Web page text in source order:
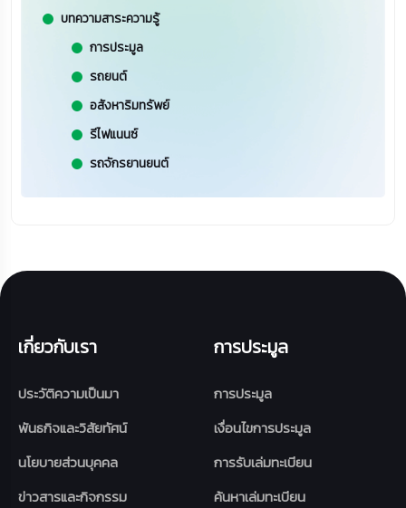
บทความสาระความรู้
การประมูล
รถยนต์
อสังหาริมทรัพย์
รีไฟแนนซ์
รถจักรยานยนต์
เกี่ยวกับเรา
ประวัติความเป็นมา
พันธกิจและวิสัยทัศน์
นโยบายส่วนบุคคล
ข่าวสารและกิจกรรม
การประมูล
การประมูล
เงื่อนไขการประมูล
การรับเล่มทะเบียน
ค้นหาเล่มทะเบียน